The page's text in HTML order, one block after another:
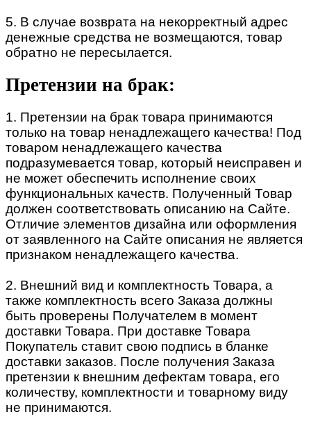
5. В случае возврата на некорректный адрес
денежные средства не возмещаются, товар
обратно не пересылается.
Претензии на брак:
1. Претензии на брак товара принимаются
только на товар ненадлежащего качества! Под
товаром ненадлежащего качества
подразумевается товар, который неисправен и
не может обеспечить исполнение своих
функциональных качеств. Полученный Товар
должен соответствовать описанию на Сайте.
Отличие элементов дизайна или оформления
от заявленного на Сайте описания не является
признаком ненадлежащего качества.
2. Внешний вид и комплектность Товара, а
также комплектность всего Заказа должны
быть проверены Получателем в момент
доставки Товара. При доставке Товара
Покупатель ставит свою подпись в бланке
доставки заказов. После получения Заказа
претензии к внешним дефектам товара, его
количеству, комплектности и товарному виду
не принимаются.